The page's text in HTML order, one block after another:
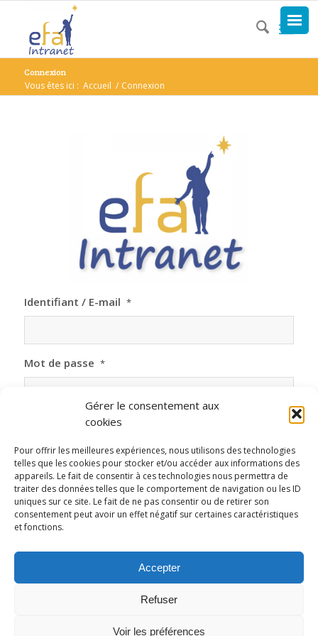
Gérer le consentement aux
cookies
Pour offrir les meilleures expériences, nous utilisons des technologies
telles que les cookies pour stocker et/ou accéder aux informations des
appareils. Le fait de consentir à ces technologies nous permettra de
traiter des données telles que le comportement de navigation ou les ID
uniques sur ce site. Le fait de ne pas consentir ou de retirer son
consentement peut avoir un effet négatif sur certaines caractéristiques
et fonctions.
Accepter
Refuser
Voir les préférences
Connexion
Vous êtes ici : Accueil / Connexion
Identifiant / E-mail *
Mot de passe *
En cas de problème vous pouvezcontacter le secrétariat de la
fédération(01.40.05.57.70)